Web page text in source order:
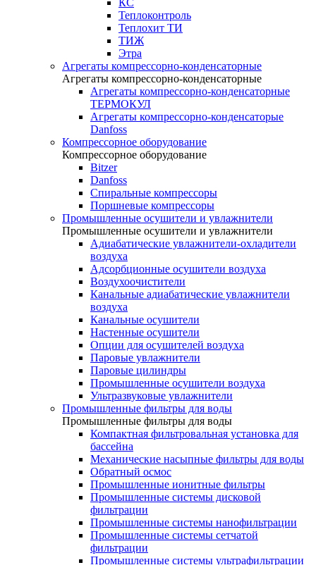
КС
Теплоконтроль
Теплохит ТИ
ТИЖ
Этра
Агрегаты компрессорно-конденсаторные
Агрегаты компрессорно-конденсаторные
Агрегаты компрессорно-конденсаторные
ТЕРМОКУЛ
Агрегаты компрессорно-конденсаторые
Danfoss
Компрессорное оборудование
Компрессорное оборудование
Bitzer
Danfoss
Спиральные компрессоры
Поршневые компрессоры
Промышленные осушители и увлажнители
Промышленные осушители и увлажнители
Адиабатические увлажнители-охладители
воздуха
Адсорбционные осушители воздуха
Воздухоочистители
Канальные адиабатические увлажнители
воздуха
Канальные осушители
Настенные осушители
Опции для осушителей воздуха
Паровые увлажнители
Паровые цилиндры
Промышленные осушители воздуха
Ультразвуковые увлажнители
Промышленные фильтры для воды
Промышленные фильтры для воды
Компактная фильтровальная установка для
бассейна
Механические насыпные фильтры для воды
Обратный осмос
Промышленные ионитные фильтры
Промышленные системы дисковой
фильтрации
Промышленные системы нанофильтрации
Промышленные системы сетчатой
фильтрации
Промышленные системы ультрафильтрации